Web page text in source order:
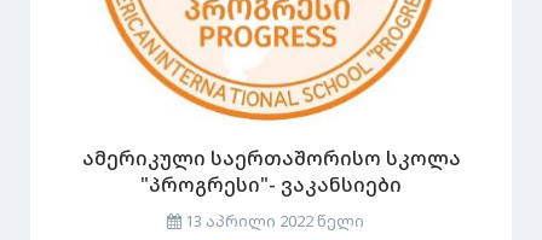
ამერიკული საერთაშორისო სკოლა
"პროგრესი"- ვაკანსიები
13 აპრილი 2022 წელი